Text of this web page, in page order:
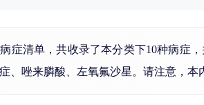
症清单，共收录了本分类下10种病症
、 唑来膦酸 、左氧氟沙星。请注意，本